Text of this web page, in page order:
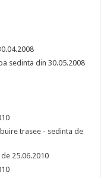
sedinta din 30.05.2008
trasee - sedinta de
25.06.2010